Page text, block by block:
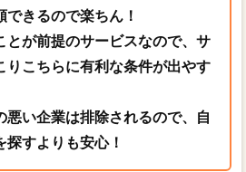
きるので楽ちん！
とが前提のサービスなので、サ
りこちらに有利な条件が出やす
悪い企業は排除されるので、自
すよりも安心！